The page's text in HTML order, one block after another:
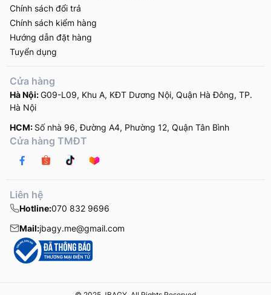
Liên hệ
Hotline:070 832 9696
Mail:jbagy.me@gmail.com
Cửa hàng
Hà Nội:G09-L09, Khu A, KĐT Dương Nội, Quận Hà Đông, TP.
Hà Nội
HCM: Số nhà 96, Đường A4, Phường 12, Quận Tân Bình
Cửa hàng TMĐT
Chính sách đổi trả
Chính sách kiểm hàng
Hướng dẫn đặt hàng
Tuyển dụng